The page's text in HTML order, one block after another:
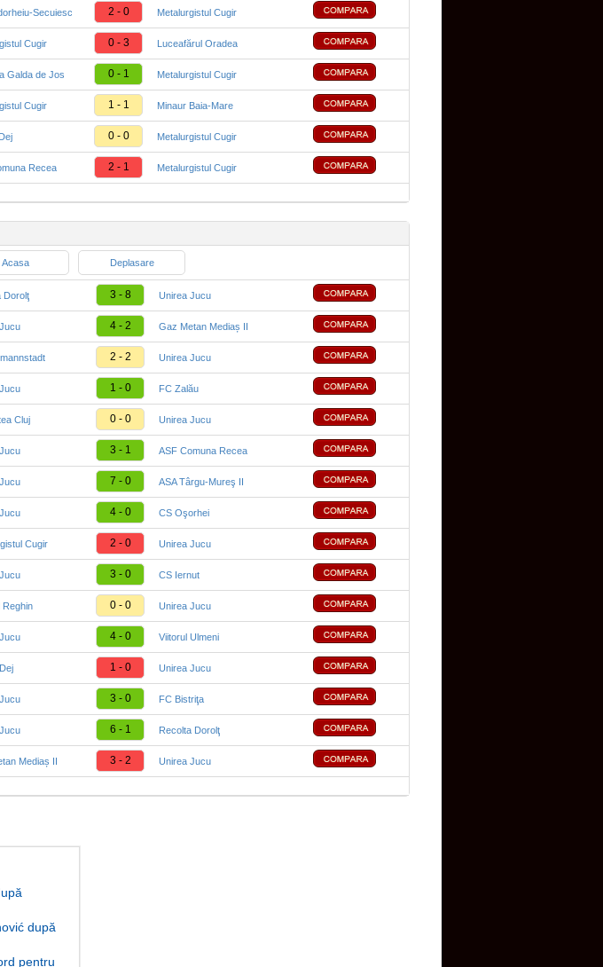
Secuiesc 2 - 0 Metalurgistul Cugir
Cugir 0 - 3 Luceafărul Oradea
Galda de Jos 0 - 1 Metalurgistul Cugir
Cugir 1 - 1 Minaur Baia-Mare
0 - 0 Metalurgistul Cugir
Recea 2 - 1 Metalurgistul Cugir
Acasa Deplasare
Dorolţ 3 - 8 Unirea Jucu
4 - 2 Gaz Metan Mediaș II
2 - 2 Unirea Jucu
1 - 0 FC Zalău
Cluj 0 - 0 Unirea Jucu
3 - 1 ASF Comuna Recea
7 - 0 ASA Târgu-Mureş II
4 - 0 CS Oşorhei
Cugir 2 - 0 Unirea Jucu
3 - 0 CS Iernut
Reghin 0 - 0 Unirea Jucu
4 - 0 Viitorul Ulmeni
1 - 0 Unirea Jucu
3 - 0 FC Bistriţa
6 - 1 Recolta Dorolţ
Mediaș II 3 - 2 Unirea Jucu
după
pentru